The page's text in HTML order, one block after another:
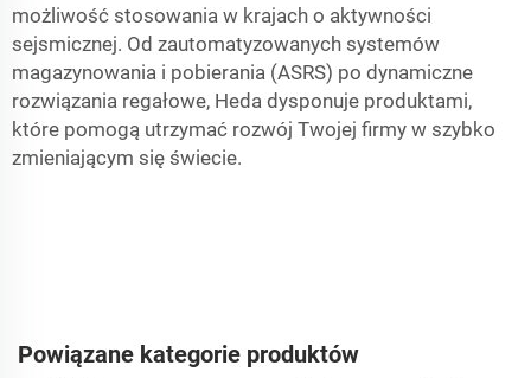
możliwość stosowania w krajach o aktywności
sejsmicznej. Od zautomatyzowanych systemów
magazynowania i pobierania (ASRS) po dynamiczne
rozwiązania regałowe, Heda dysponuje produktami,
które pomogą utrzymać rozwój Twojej firmy w szybko
zmieniającym się świecie.
Powiązane kategorie produktów